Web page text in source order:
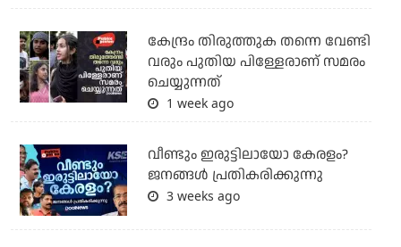
കേന്ദ്രം തിരുത്തുക തന്നെ വേണ്ടി
വരും പുതിയ പിള്ളേരാണ് സമരം
ചെയ്യുന്നത്
1 week ago
വീണ്ടും ഇരുട്ടിലായോ കേരളം?
ജനങ്ങൾ പ്രതികരിക്കുന്നു
3 weeks ago